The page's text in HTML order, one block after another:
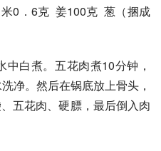
0．6克  姜100克  葱（捆成
中白煮。五花肉煮10分钟，
净。然后在锅底放上骨头，
五花肉、硬膘，最后倒入肉